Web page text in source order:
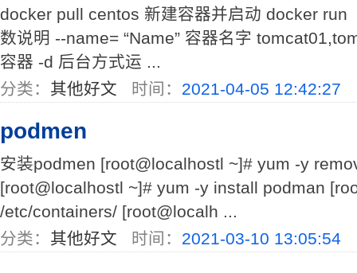
docker pull centos 新建容器并启动 docker run
数说明 --name= “Name” 容器名字
容器 -d 后台方式运 ...
分类： 其他好文 时间： 2021-04-05 12:42:27
podmen
安装podmen [root@localhostl ~]# yum -y
[root@localhostl ~]# yum -y install podman
/etc/containers/ [root@localh ...
分类： 其他好文 时间： 2021-03-10 13:05:54